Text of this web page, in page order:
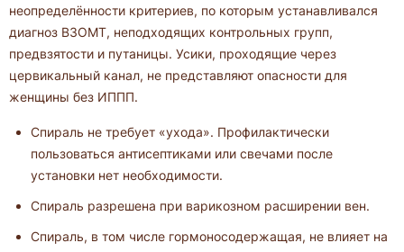
неопределённости критериев, по которым устанавливался
диагноз ВЗОМТ, неподходящих контрольных групп,
предвзятости и путаницы. Усики, проходящие через
цервикальный канал, не представляют опасности для
женщины без ИППП.
Спираль не требует «ухода». Профилактически
пользоваться антисептиками или свечами после
установки нет необходимости.
Спираль разрешена при варикозном расширении вен.
Спираль, в том числе гормоносодержащая, не влияет на